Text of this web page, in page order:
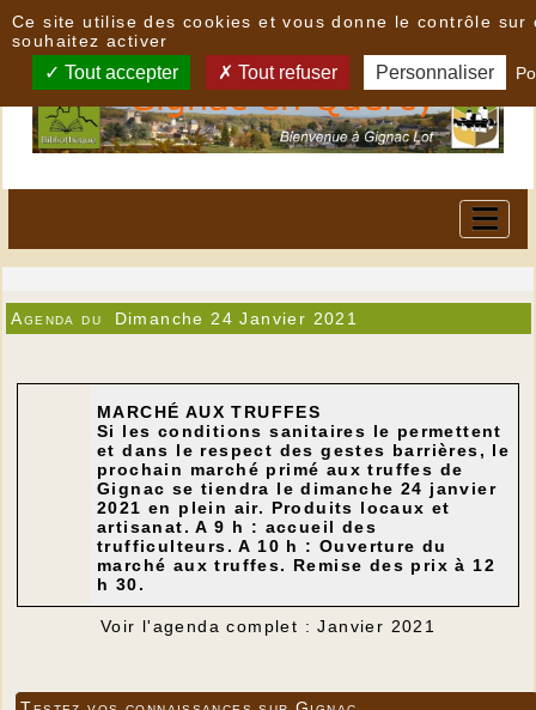
Agenda du Dimanche 24 Janvier 2021
MARCHÉ AUX TRUFFES
Si les conditions sanitaires le permettent
et dans le respect des gestes barrières, le
prochain marché primé aux truffes de
Gignac se tiendra le dimanche 24 janvier
2021 en plein air. Produits locaux et
artisanat. A 9 h : accueil des
trufficulteurs. A 10 h : Ouverture du
marché aux truffes. Remise des prix à 12
h 30.
Voir l'agenda complet : Janvier 2021
Ce site utilise des cookies et vous donne le contrôle sur
souhaitez activer
Tout accepter Tout refuser Personnaliser